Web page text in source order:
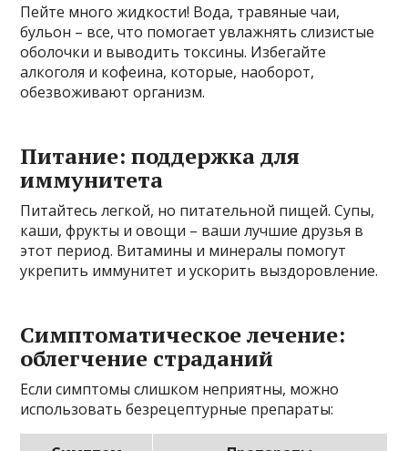
Пейте много жидкости! Вода, травяные чаи,
бульон – все, что помогает увлажнять слизистые
оболочки и выводить токсины. Избегайте
алкоголя и кофеина, которые, наоборот,
обезвоживают организм.
Питание: поддержка для
иммунитета
Питайтесь легкой, но питательной пищей. Супы,
каши, фрукты и овощи – ваши лучшие друзья в
этот период. Витамины и минералы помогут
укрепить иммунитет и ускорить выздоровление.
Симптоматическое лечение:
облегчение страданий
Если симптомы слишком неприятны, можно
использовать безрецептурные препараты: